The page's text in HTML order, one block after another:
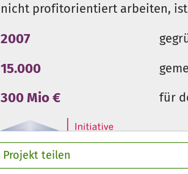
Projekt teilen
nicht profitorientiert arbeiten,
2007
15.000
300 Mio € für